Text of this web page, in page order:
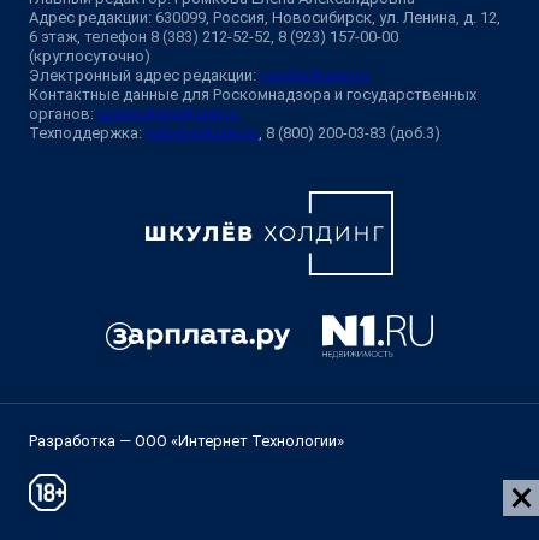
Адрес редакции: 630099, Россия, Новосибирск, ул. Ленина, д. 12,
6 этаж, телефон 8 (383) 212-52-52, 8 (923) 157-00-00
(круглосуточно)
Электронный адрес редакции: ngs@shkulev.ru
Контактные данные для Роскомнадзора и государственных
органов: juristnsk@shkulev.ru
Техподдержка: help@shkulev.ru , 8 (800) 200-03-83 (доб.3)
Разработка — ООО «Интернет Технологии»